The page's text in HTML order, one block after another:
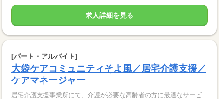
求人詳細を見る
[パート・アルバイト]
大袋ケアコミュニティそよ風／居宅介護支援／
ケアマネージャー
居宅介護支援事業所にて、介護が必要な高齢者の方に最適なサービ